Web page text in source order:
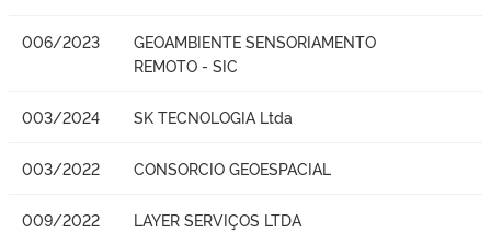
006/2023
GEOAMBIENTE SENSORIAMENTO
REMOTO - SIC
003/2024 SK TECNOLOGIA Ltda
003/2022 CONSORCIO GEOESPACIAL
009/2022 LAYER SERVIÇOS LTDA